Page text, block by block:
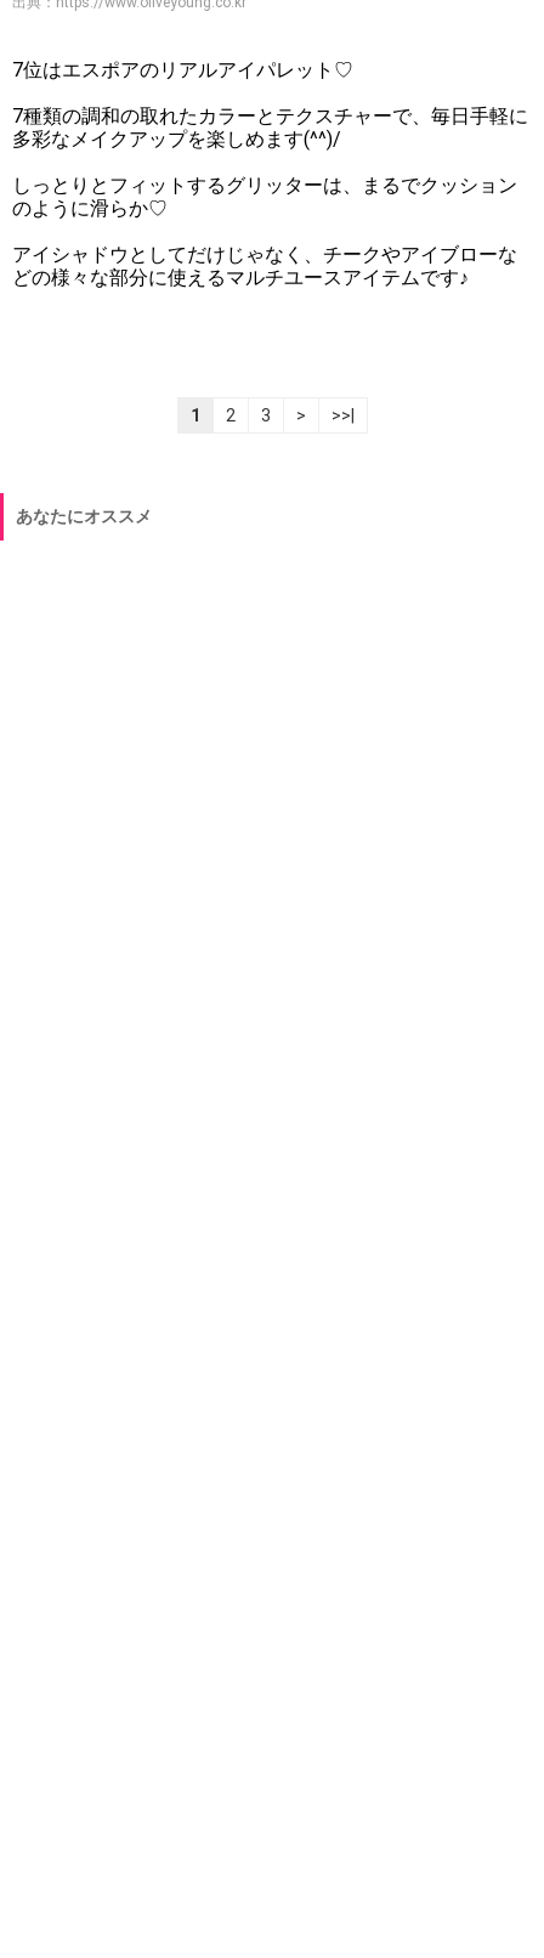
7位はエスポアのリアルアイパレット♡
7種類の調和の取れたカラーとテクスチャーで、毎日手軽に
多彩なメイクアップを楽しめます(^^)/
しっとりとフィットするグリッターは、まるでクッション
のように滑らか♡
アイシャドウとしてだけじゃなく、チークやアイブローな
どの様々な部分に使えるマルチユースアイテムです♪
1 2 3 > >>|
あなたにオススメ